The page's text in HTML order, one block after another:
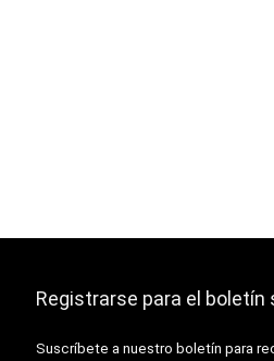
Registrarse para el boletín
Suscríbete a nuestro boletín para